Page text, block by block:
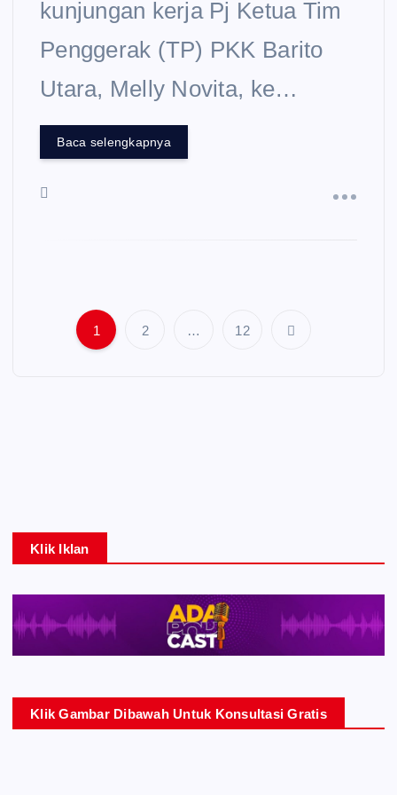
kunjungan kerja Pj Ketua Tim
Penggerak (TP) PKK Barito
Utara, Melly Novita, ke…
Baca selengkapnya
1 2 … 12
Klik Iklan
Klik Gambar Dibawah Untuk Konsultasi Gratis